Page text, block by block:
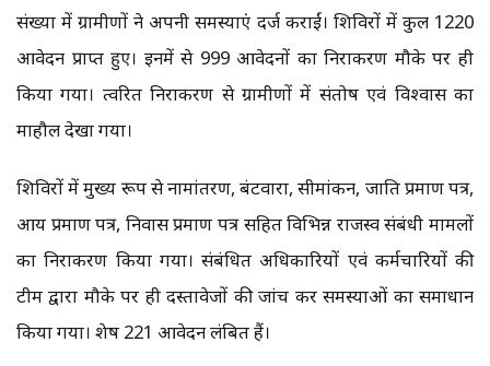
संख्या में ग्रामीणों ने अपनी समस्याएं दर्ज कराईं। शिविरों में कुल 1220
आवेदन प्राप्त हुए। इनमें से 999 आवेदनों का निराकरण मौके पर ही
किया गया। त्वरित निराकरण से ग्रामीणों में संतोष एवं विश्वास का
माहौल देखा गया।
शिविरों में मुख्य रूप से नामांतरण, बंटवारा, सीमांकन, जाति प्रमाण पत्र,
आय प्रमाण पत्र, निवास प्रमाण पत्र सहित विभिन्न राजस्व संबंधी मामलों
का निराकरण किया गया। संबंधित अधिकारियों एवं कर्मचारियों की
टीम द्वारा मौके पर ही दस्तावेजों की जांच कर समस्याओं का समाधान
किया गया। शेष 221 आवेदन लंबित हैं।